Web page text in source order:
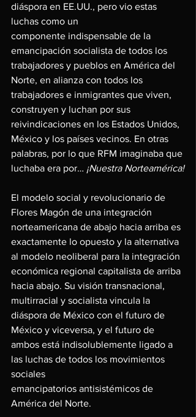
diáspora en EE.UU., pero vio estas
luchas como un
componente indispensable de la
emancipación socialista de todos los
trabajadores y pueblos en América del
Norte, en alianza con todos los
trabajadores e inmigrantes que viven,
construyen y luchan por sus
reivindicaciones en los Estados Unidos,
México y los países vecinos. En otras
palabras, por lo que RFM imaginaba que
luchaba era por… ¡Nuestra Norteamérica!
El modelo social y revolucionario de
Flores Magón de una integración
norteamericana de abajo hacia arriba es
exactamente lo opuesto y la alternativa
al modelo neoliberal para la integración
económica regional capitalista de arriba
hacia abajo. Su visión transnacional,
multirracial y socialista vincula la
diáspora de México con el futuro de
México y viceversa, y el futuro de
ambos está indisolublemente ligado a
las luchas de todos los movimientos
sociales
emancipatorios antisistémicos de
América del Norte.